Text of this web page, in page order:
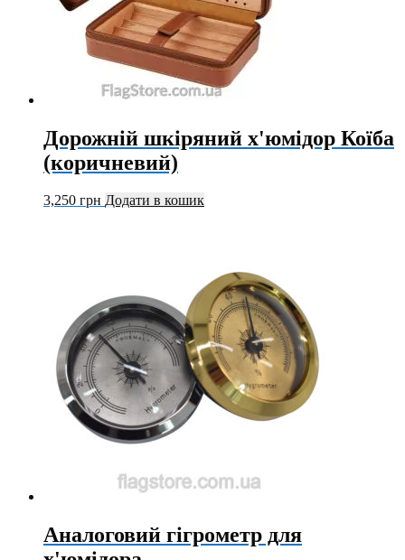
Дорожній шкіряний х'юмідор Коїба
(коричневий)
3,250 грн Додати в кошик
Аналоговий гігрометр для